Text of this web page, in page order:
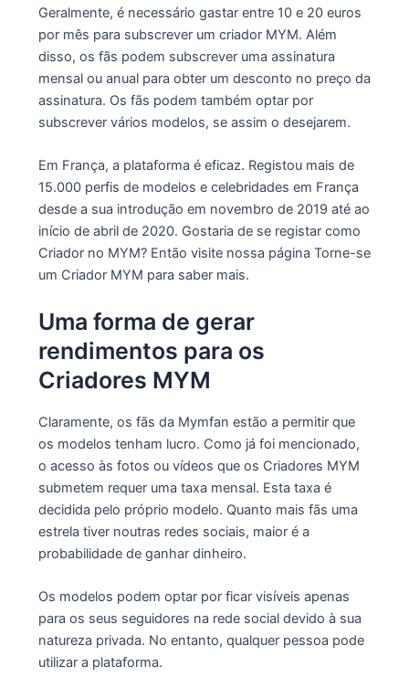
Geralmente, é necessário gastar entre 10 e 20 euros
por mês para subscrever um criador MYM. Além
disso, os fãs podem subscrever uma assinatura
mensal ou anual para obter um desconto no preço da
assinatura. Os fãs podem também optar por
subscrever vários modelos, se assim o desejarem.
Em França, a plataforma é eficaz. Registou mais de
15.000 perfis de modelos e celebridades em França
desde a sua introdução em novembro de 2019 até ao
início de abril de 2020. Gostaria de se registar como
Criador no MYM? Então visite nossa página Torne-se
um Criador MYM para saber mais.
Uma forma de gerar
rendimentos para os
Criadores MYM
Claramente, os fãs da Mymfan estão a permitir que
os modelos tenham lucro. Como já foi mencionado,
o acesso às fotos ou vídeos que os Criadores MYM
submetem requer uma taxa mensal. Esta taxa é
decidida pelo próprio modelo. Quanto mais fãs uma
estrela tiver noutras redes sociais, maior é a
probabilidade de ganhar dinheiro.
Os modelos podem optar por ficar visíveis apenas
para os seus seguidores na rede social devido à sua
natureza privada. No entanto, qualquer pessoa pode
utilizar a plataforma.